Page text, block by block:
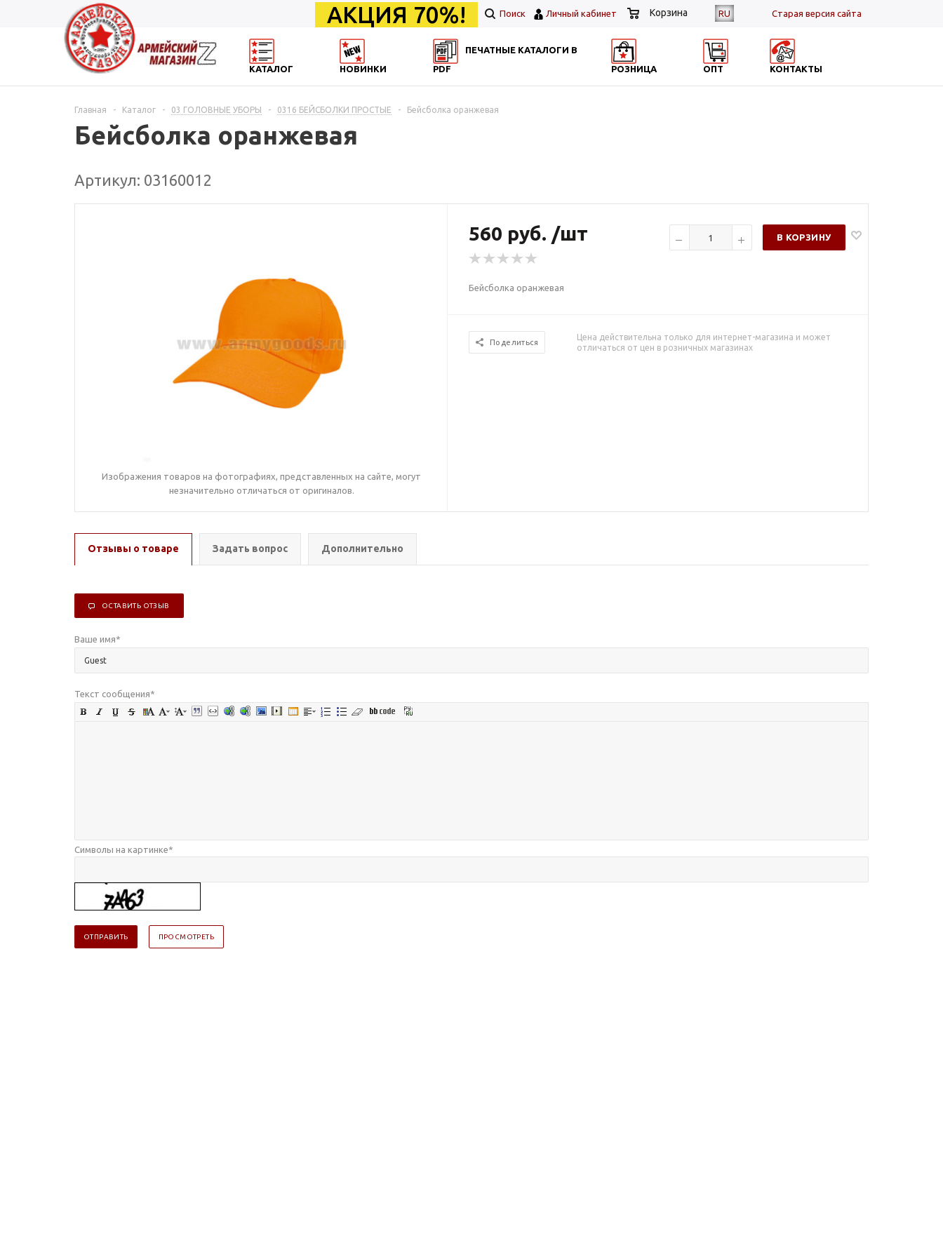
RU Cтарая версия сайта
АКЦИЯ 70%! Поиск Личный кабинет Корзина
КАТАЛОГ НОВИНКИ
ПЕЧАТНЫЕ КАТАЛОГИ В
PDF
РОЗНИЦА ОПТ КОНТАКТЫ
Главная - Каталог - 03 ГОЛОВНЫЕ УБОРЫ - 0316 БЕЙСБОЛКИ ПРОСТЫЕ - Бейсболка оранжевая
Бейсболка оранжевая
Артикул: 03160012
Изображения товаров на фотографиях, представленных на сайте, могут
незначительно отличаться от оригиналов.
560 руб. /шт В КОРЗИНУ
Бейсболка оранжевая
Поделиться
Цена действительна только для интернет-магазина и может
отличаться от цен в розничных магазинах
Отзывы о товаре Задать вопрос Дополнительно
ОСТАВИТЬ ОТЗЫВ
Ваше имя*
Текст сообщения*
Символы на картинке*